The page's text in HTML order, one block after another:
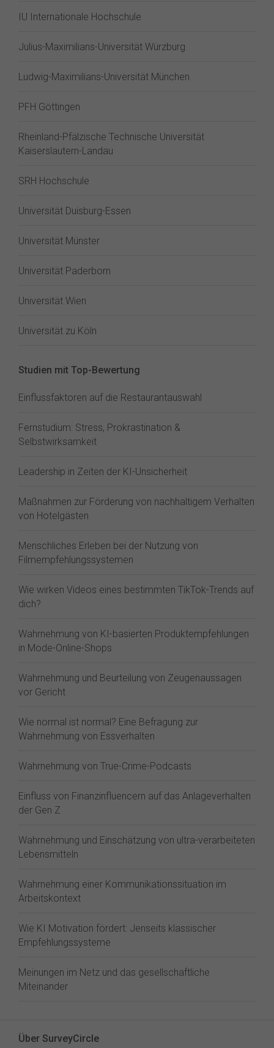
IU Internationale Hochschule
Julius-Maximilians-Universität Würzburg
Ludwig-Maximilians-Universität München
PFH Göttingen
Rheinland-Pfälzische Technische Universität
Kaiserslautern-Landau
SRH Hochschule
Universität Duisburg-Essen
Universität Münster
Universität Paderborn
Universität Wien
Universität zu Köln
Studien mit Top-Bewertung
Einflussfaktoren auf die Restaurantauswahl
Fernstudium: Stress, Prokrastination &
Selbstwirksamkeit
Leadership in Zeiten der KI-Unsicherheit
Maßnahmen zur Förderung von nachhaltigem Verhalten
von Hotelgästen
Menschliches Erleben bei der Nutzung von
Filmempfehlungssystemen
Wie wirken Videos eines bestimmten TikTok-Trends auf
dich?
Wahrnehmung von KI-basierten Produktempfehlungen
in Mode-Online-Shops
Wahrnehmung und Beurteilung von Zeugenaussagen
vor Gericht
Wie normal ist normal? Eine Befragung zur
Wahrnehmung von Essverhalten
Wahrnehmung von True-Crime-Podcasts
Einfluss von Finanzinfluencern auf das Anlageverhalten
der Gen Z⁠
Wahrnehmung und Einschätzung von ultra-verarbeiteten
Lebensmitteln
Wahrnehmung einer Kommunikationssituation im
Arbeitskontext
Wie KI Motivation fördert: Jenseits klassischer
Empfehlungssysteme
Meinungen im Netz und das gesellschaftliche
Miteinander
Über SurveyCircle